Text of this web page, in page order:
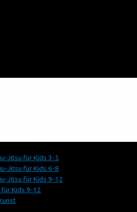
Jitsu für Kids 3-5
Jitsu für Kids 6-8
Jitsu für Kids 9-12
Kids 9-12